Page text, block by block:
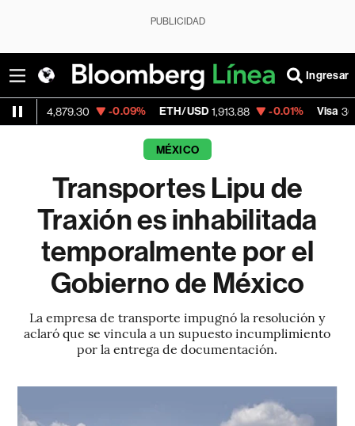
PUBLICIDAD
Ingresar
-0.09% ETH/USD 1,913.88 -0.01% Visa 362.50 -
MÉXICO
Transportes Lipu de
Traxión es inhabilitada
temporalmente por el
Gobierno de México
La empresa de transporte impugnó la resolución y
aclaró que se vincula a un supuesto incumplimiento
por la entrega de documentación.